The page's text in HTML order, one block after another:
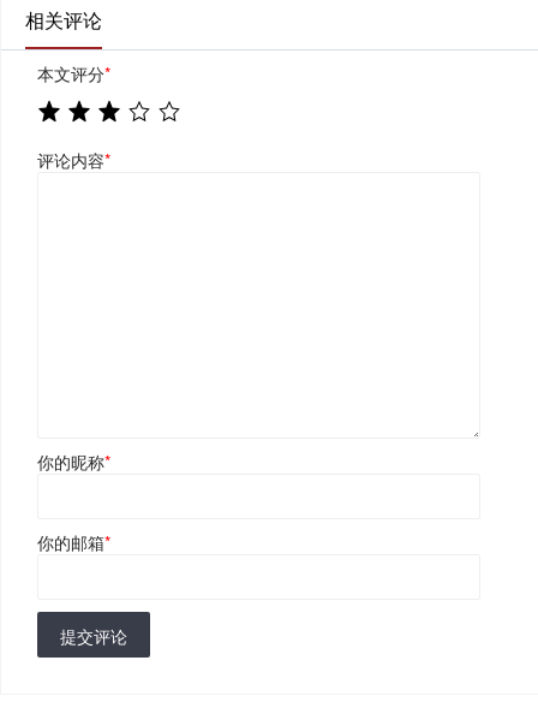
相关评论
本文评分*
评论内容*
你的昵称*
你的邮箱*
提交评论